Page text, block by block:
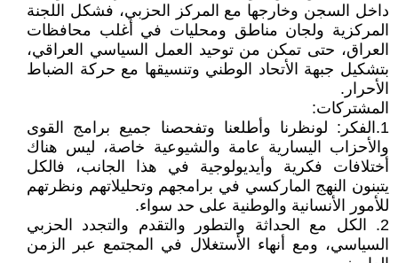
داخل السجن وخارجها مع المركز الحزبي، فشكل اللجنة
المركزية ولجان مناطق ومحليات في أغلب محافظات
العراق، حتى تمكن من توحيد العمل السياسي العراقي،
بتشكيل جبهة الأتحاد الوطني وتنسيقها مع حركة الضباط
الأحرار.
المشتركات:
1.الفكر: لونظرنا وأطلعنا وتفحصنا جميع برامج القوى
والأحزاب اليسارية عامة والشيوعية خاصة، ليس هناك
أختلافات فكرية وأيديولوجية في هذا الجانب، فالكل
يتبنون النهج الماركسي في برامجهم وتحليلاتهم ونظرتهم
للأمور الأنسانية والوطنية على حد سواء.
2. الكل مع الحداثة والتطور والتقدم والتجدد الحزبي
السياسي، ومع أنهاء الأستغلال في المجتمع عبر الزمن